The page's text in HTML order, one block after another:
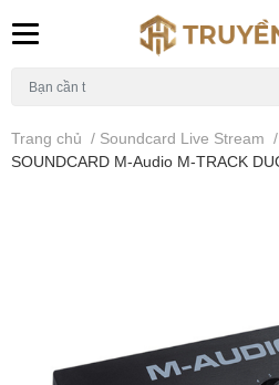
Trang chủ / Soundcard Live Stream /
SOUNDCARD M-Audio M-TRACK